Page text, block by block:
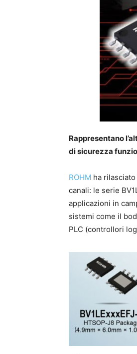
Rappresentano
di sicurezza
ROHM ha
canali: le serie
applicazioni in
sistemi come il
PLC (controllori